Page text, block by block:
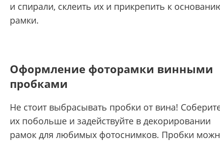
и спирали, склеить их и прикрепить к
рамки.
Оформление фоторамки винными
пробками
Не стоит выбрасывать пробки от вина!
их побольше и задействуйте в декорировании
рамок для любимых фотоснимков. Пробки